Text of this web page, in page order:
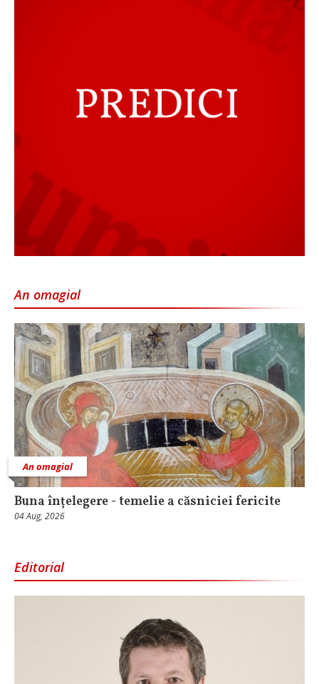
An omagial
An omagial
Buna înțelegere - temelie a căsniciei fericite
04 Aug, 2026
Editorial